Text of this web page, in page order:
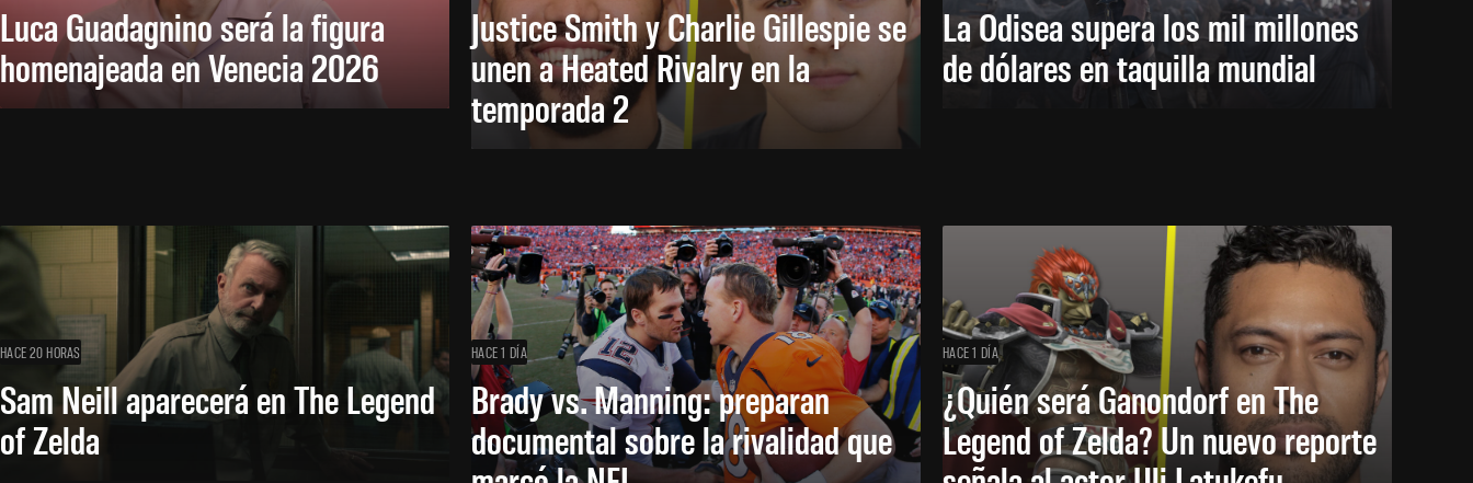
Luca Guadagnino será la figura
homenajeada en Venecia 2026
Justice Smith y Charlie Gillespie se
unen a Heated Rivalry en la
temporada 2
La Odisea supera los mil millones
de dólares en taquilla mundial
HACE 20 HORAS
Sam Neill aparecerá en The Legend
of Zelda
HACE 1 DÍA
Brady vs. Manning: preparan
documental sobre la rivalidad que
HACE 1 DÍA
¿Quién será Ganondorf en The
Legend of Zelda? Un nuevo reporte